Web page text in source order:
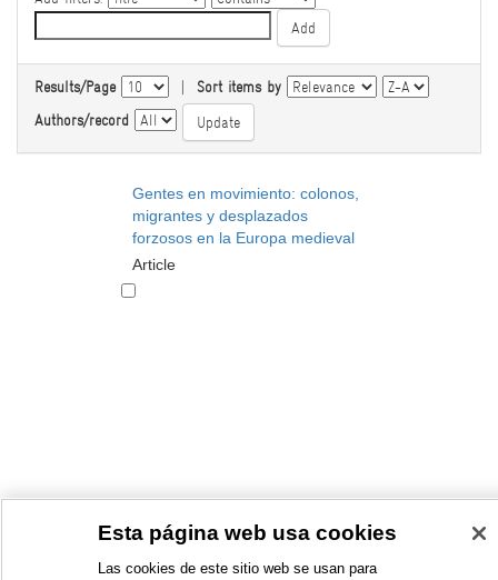
Results/Page | Sort items by
Authors/record
Gentes en movimiento: colonos,
migrantes y desplazados
forzosos en la Europa medieval
Article
Esta página web usa cookies
Las cookies de este sitio web se usan para